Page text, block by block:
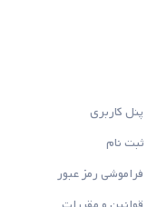
پنل کاربری
ثبت نام
فراموشی رمز عبور